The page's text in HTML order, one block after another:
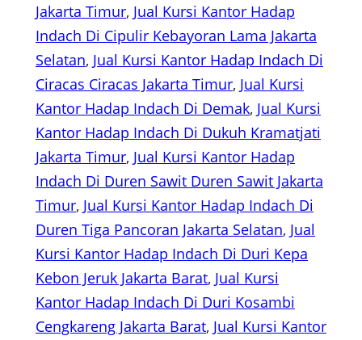
Jakarta Timur, Jual Kursi Kantor Hadap
Indach Di Cipulir Kebayoran Lama Jakarta
Selatan, Jual Kursi Kantor Hadap Indach Di
Ciracas Ciracas Jakarta Timur, Jual Kursi
Kantor Hadap Indach Di Demak, Jual Kursi
Kantor Hadap Indach Di Dukuh Kramatjati
Jakarta Timur, Jual Kursi Kantor Hadap
Indach Di Duren Sawit Duren Sawit Jakarta
Timur, Jual Kursi Kantor Hadap Indach Di
Duren Tiga Pancoran Jakarta Selatan, Jual
Kursi Kantor Hadap Indach Di Duri Kepa
Kebon Jeruk Jakarta Barat, Jual Kursi
Kantor Hadap Indach Di Duri Kosambi
Cengkareng Jakarta Barat, Jual Kursi Kantor